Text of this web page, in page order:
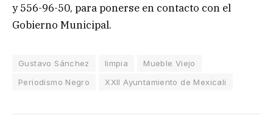
y 556-96-50, para ponerse en contacto con el
Gobierno Municipal.
Gustavo Sánchez limpia
Mueble Viejo
Periodismo Negro
XXII Ayuntamiento de Mexicali